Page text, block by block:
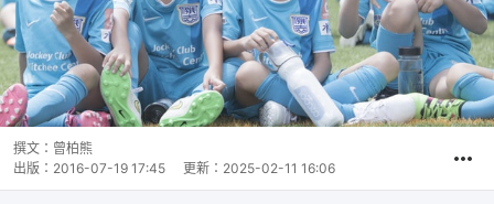
撰文： 曾柏熊
出版： 2016-07-19 17:45 更新： 2025-02-11 16:06